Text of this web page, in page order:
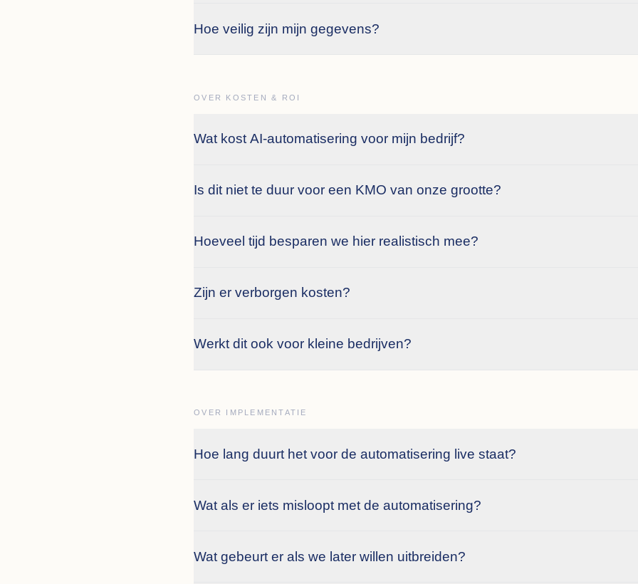
Hoe veilig zijn mijn gegevens?
OVER KOSTEN & ROI
Wat kost AI-automatisering voor mijn bedrijf?
Is dit niet te duur voor een KMO van onze grootte?
Hoeveel tijd besparen we hier realistisch mee?
Zijn er verborgen kosten?
Werkt dit ook voor kleine bedrijven?
OVER IMPLEMENTATIE
Hoe lang duurt het voor de automatisering live staat?
Wat als er iets misloopt met de automatisering?
Wat gebeurt er als we later willen uitbreiden?